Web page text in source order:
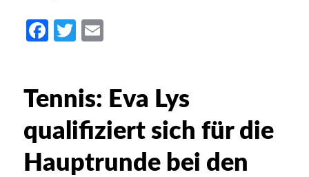
Facebook
Twitter
Tennis: Eva Lys
qualifiziert sich für die
Hauptrunde bei den